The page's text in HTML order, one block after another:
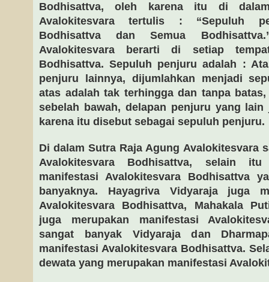
Bodhisattva, oleh karena itu di
Avalokitesvara tertulis : “Sepuluh
Bodhisattva dan Semua
Avalokitesvara berarti di setiap
Bodhisattva. Sepuluh penjuru adalah :
penjuru lainnya, dijumlahkan menjadi
atas adalah tak terhingga dan tanpa
sebelah bawah, delapan penjuru yang
karena itu disebut sebagai sepuluh penjuru.
Di dalam Sutra Raja Agung Avalokitesvara
Avalokitesvara Bodhisattva, selain
manifestasi Avalokitesvara Bodhisattva
banyaknya. Hayagriva Vidyaraja juga
Avalokitesvara Bodhisattva, Mahakala
juga merupakan manifestasi
sangat banyak Vidyaraja dan
manifestasi Avalokitesvara Bodhisattva.
dewata yang merupakan manifestasi